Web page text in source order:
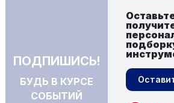
ПОДПИШИСЬ!
БУДЬ В КУРСЕ
СОБЫТИЙ